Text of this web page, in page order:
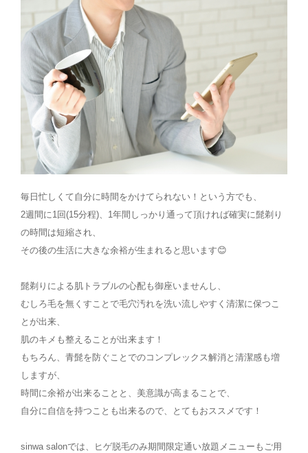
毎日忙しくて自分に時間をかけてられない！という方でも、
2週間に1回(15分程)、1年間しっかり通って頂ければ確実に髭剃り
の時間は短縮され、
その後の生活に大きな余裕が生まれると思います😊
髭剃りによる肌トラブルの心配も御座いませんし、
むしろ毛を無くすことで毛穴汚れを洗い流しやすく清潔に保つこ
とが出来、
肌のキメも整えることが出来ます！
もちろん、青髭を防ぐことでのコンプレックス解消と清潔感も増
しますが、
時間に余裕が出来ることと、美意識が高まることで、
自分に自信を持つことも出来るので、とてもおススメです！
sinwa salonでは、ヒゲ脱毛のみ期間限定通い放題メニューもご用